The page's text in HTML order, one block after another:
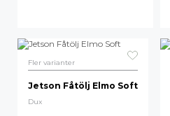
Fler varianter
Jetson Fåtölj Elmo Soft
Dux